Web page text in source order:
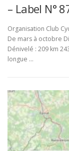
– Label N°
Organisation Club
De mars à octobre
Dénivelé : 209 km
longue …